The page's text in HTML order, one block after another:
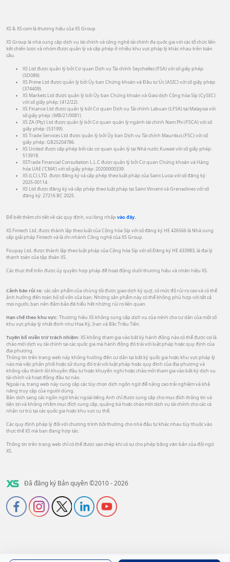
XS & XS.com là thương hiệu của XS Group.
XS Group là nhà cung cấp dịch vụ tài chính và công nghệ tài chính đa quốc gia với các tổ chức liên
kết chiến lược và nhóm được quản lý và cấp phép ở nhiều khu vực pháp lý khác nhau trên toàn
cầu.
XS Ltd được quản lý bởi Cơ quan Dịch vụ Tài chính Seychelles (FSA) với số giấy phép:
(SD089).
XS Prime Ltd được quản lý bởi Ủy ban Chứng khoán và Đầu tư Úc (ASIC) với số giấy phép:
(374409).
XS Markets Ltd được quản lý bởi Ủy ban Chứng khoán và Giao dịch Cộng hòa Síp (CySEC)
với số giấy phép: (412/22).
XS Finance Ltd được quản lý bởi Cơ quan Dịch vụ Tài chính Labuan (LFSA) tại Malaysia với
số giấy phép: (MB/21/0081).
XS ZA (Pty) Ltd được quản lý bởi Cơ quan quản lý ngành tài chính Nam Phi (FSCA) với số
giấy phép: (53199).
XS Trade Services Ltd được quản lý bởi Ủy ban Dịch vụ Tài chính Mauritius (FSC) với số
giấy phép: GB25204786.
XS United được cấp phép bởi các cơ quan quản lý tại Nhà nước Kuwait với số giấy phép:
513918.
XSTrade Financial Consultation L.L.C được quản lý bởi Cơ quan Chứng khoán và Hàng
hóa UAE (‘CMA’) với số giấy phép: 20200000339.
XS (LC) LTD. được đăng ký và cấp phép theo luật pháp của Saint Lucia với số đăng ký:
2025-00114.
XS Ltd được đăng ký và cấp phép theo luật pháp tại Saint Vincent và Grenadines với số
đăng ký: 27216 BC 2025.
Để biết thêm chi tiết về các quy định, vui lòng nhấp vào đây.
XS Fintech Ltd, được thành lập theo luật của Cộng hòa Síp với số đăng ký HE 426566 là Nhà cung
cấp giải pháp Fintech và là chi nhánh Công nghệ của XS Group.
Ficupay Ltd, được thành lập theo luật pháp của Cộng hòa Síp với số Đăng ký HE 433983, là đại lý
thanh toán của tập đoàn XS.
Các thực thể trên được ủy quyền hợp pháp để hoạt động dưới thương hiệu và nhãn hiệu XS.
Cảnh báo rủi ro: các sản phẩm của chúng tôi được giao dịch ký quỹ, có mức độ rủi ro cao và có thể
ảnh hưởng đến toàn bộ số vốn của bạn. Những sản phẩm này có thể không phù hợp với tất cả
mọi người, bạn nên đảm bảo đã hiểu hết những rủi ro liên quan.
Hạn chế theo khu vực: Thương hiệu XS không cung cấp dịch vụ của mình cho cư dân của một số
khu vực pháp lý nhất định như Hoa Kỳ, Iran và Bắc Triều Tiên.
Tuyên bố miễn trừ trách nhiệm: XS không tham gia vào bất kỳ hành động nào có thể được coi là
chào mời dịch vụ tài chính tại các quốc gia mà hành động đó trái với luật pháp hoặc quy định của
địa phương.
Thông tin trên trang web này không hướng đến cư dân tại bất kỳ quốc gia hoặc khu vực pháp lý
nào mà việc phân phối hoặc sử dụng đó trái với luật pháp hoặc quy định của địa phương và
không cấu thành lời khuyên đầu tư hoặc khuyến nghị hoặc chào mời tham gia vào bất kỳ dịch vụ
tài chính và hoạt động đầu tư nào.
Ngoài ra, trang web này cung cấp các tùy chọn dịch ngôn ngữ để nâng cao trải nghiệm và khả
năng truy cập của người dùng.
Bản dịch sang các ngôn ngữ khác ngoài tiếng Anh chỉ được cung cấp cho mục đích thông tin và
tiện lợi và không nhằm mục đích cung cấp, quảng bá hoặc chào mời dịch vụ tài chính cho các cá
nhân cư trú tại các quốc gia hoặc khu vực cụ thể.
Các quy định pháp lý đối với chương trình bồi thường cho nhà đầu tư khác nhau tùy thuộc vào
thực thể XS mà bạn đang hợp tác.
Thông tin trên trang web chỉ có thể được sao chép khi có sự cho phép bằng văn bản của đội ngũ
XS.
Đã đăng ký Bản quyền ©2010 - 2026